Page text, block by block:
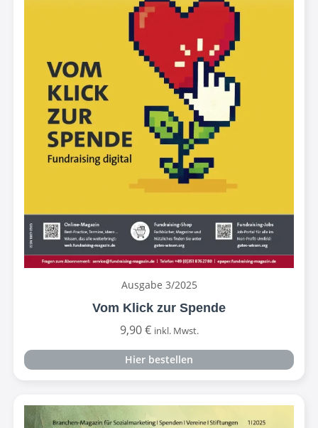
Ausgabe 3/2025
Vom Klick zur Spende
9,90€ inkl. Mwst.
Hier bestellen